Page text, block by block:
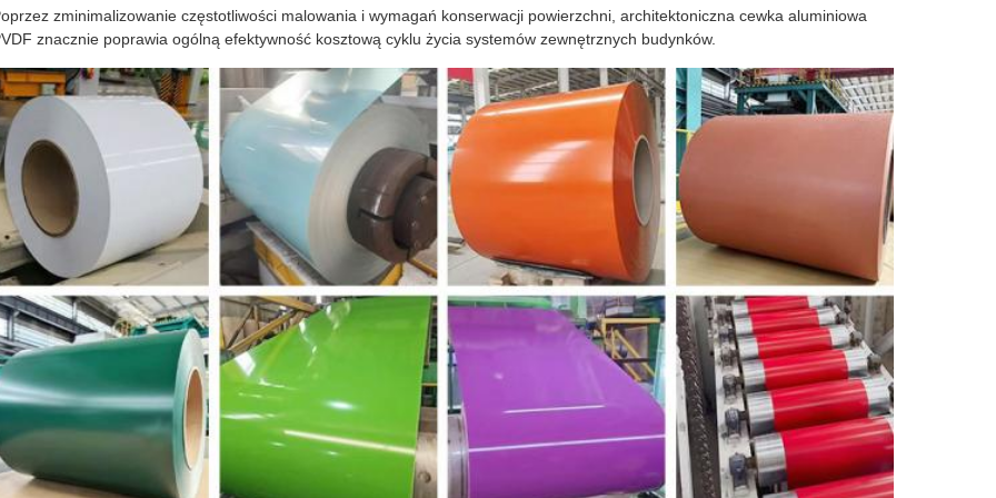
zminimalizowanie częstotliwości malowania i wymagań konserwacji powierzchni, architektoniczna cewka aluminiowa
znacznie poprawia ogólną efektywność kosztową cyklu życia systemów zewnętrznych budynków.